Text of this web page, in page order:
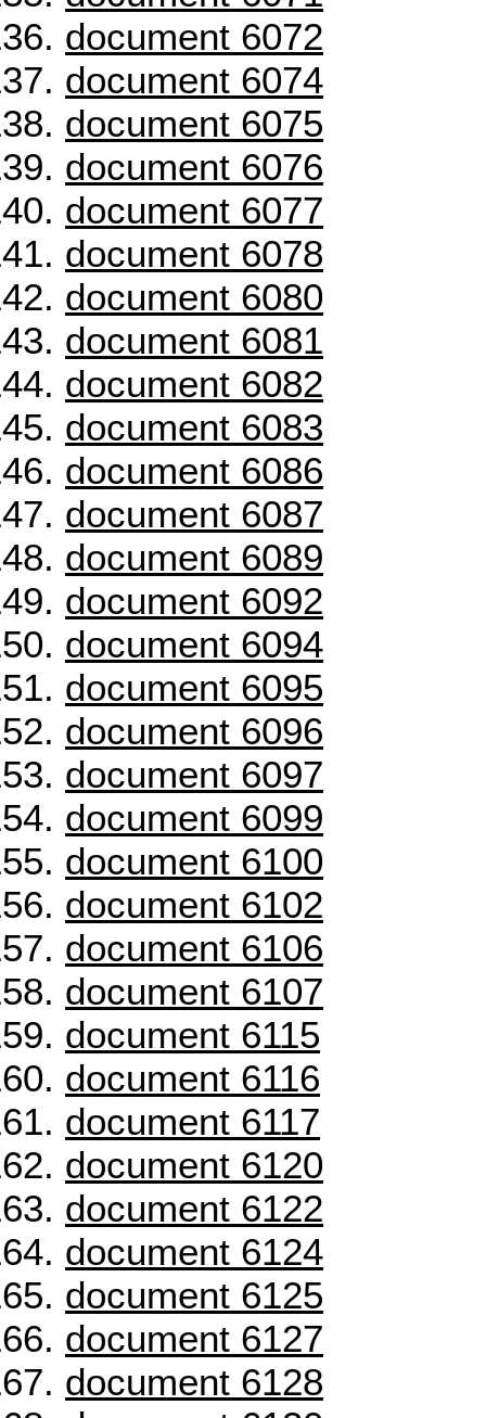
document 6072
document 6074
document 6075
document 6076
document 6077
document 6078
document 6080
document 6081
document 6082
document 6083
document 6086
document 6087
document 6089
document 6092
document 6094
document 6095
document 6096
document 6097
document 6099
document 6100
document 6102
document 6106
document 6107
document 6115
document 6116
document 6117
document 6120
document 6122
document 6124
document 6125
document 6127
document 6128